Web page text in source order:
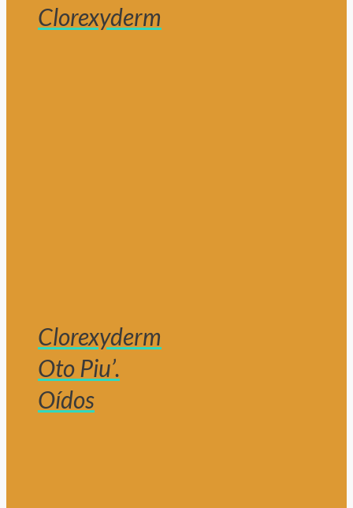
Clorexyderm
Clorexyderm
Oto Piu’.
Oídos